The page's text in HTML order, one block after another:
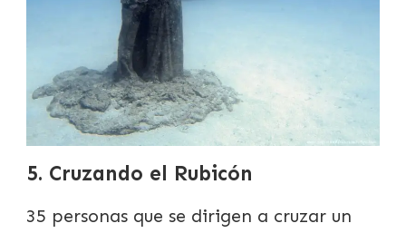
5. Cruzando el Rubicón
35 personas que se dirigen a cruzar un